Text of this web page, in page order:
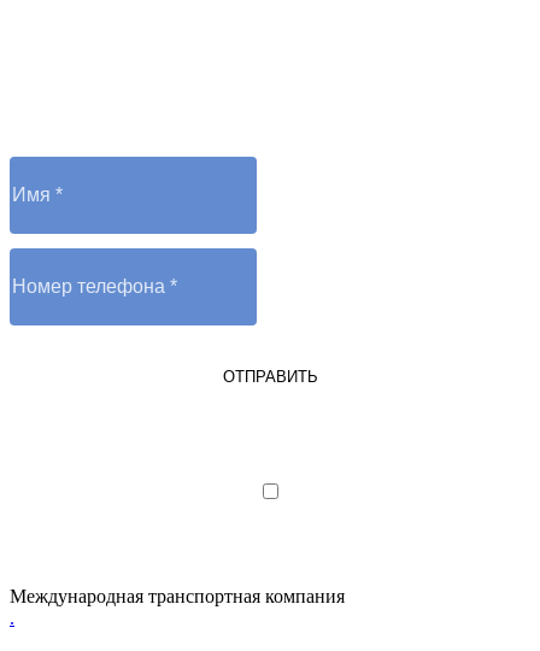
ОТПРАВИТЬ
Международная транспортная компания
.